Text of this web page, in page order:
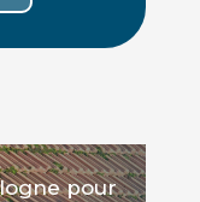
pour